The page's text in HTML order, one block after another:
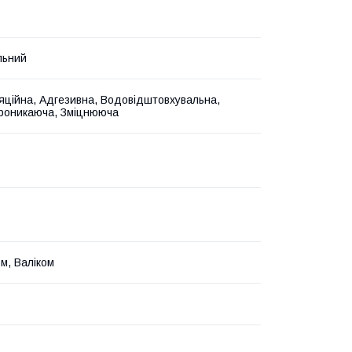
Адгезивна, Водовідштовхувальна,
Зміцнююча
Валіком